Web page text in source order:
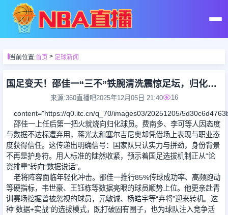
首页
足球直播
篮球直播
足球录像
篮球录像
足球集锦
当前位置:首页> 足球新闻
国足变天！邵佳一“三不”铁腕清洗震惊足坛，归化球员去留藏玄机
来源:360直播吧2025年12月05日 21:40 16
content="https://q0.itc.cn/q_70/images03/20251205/
邵佳一上任后第一把火就烧向归化球员。费南多、李可等人因态度
与数据不达标遭弃用，蒋光太和塞尔吉尼奥却凭借场上表现与职业态
度获得信任。这传递出明确信号：国家队只认实力与拼劲，身份背景
不再是护身符。用人标准的陡然收紧，预示着国足选拔机制正从“论
资排辈”转向“数据说话”。
老将阵容面临年轻化冲击。邵佳一推行85%传球成功率、高频跑动
等硬指标，韦世豪、王钰栋等数据亮眼的球员顺势上位。他更亲赴青
训赛场挖掘曾被忽视的球员，元敏诚、杨皓宇等“弃将”迎来转机。这
种“数据+实战”的选拔模式，既打破固有圈子，也为球队注入竞争活